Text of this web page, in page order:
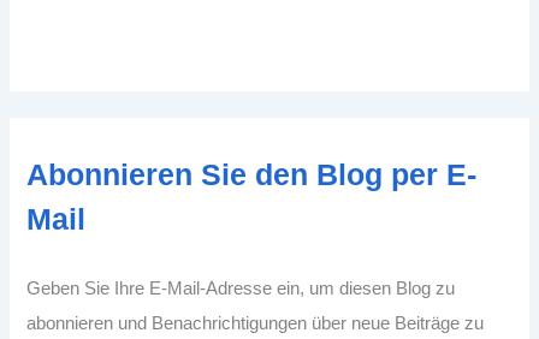
Abonnieren Sie den Blog per E-
Mail
Geben Sie Ihre E-Mail-Adresse ein, um diesen Blog zu
abonnieren und Benachrichtigungen über neue Beiträge zu